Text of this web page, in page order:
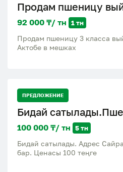
Продам пшеницу
92 000 ₸/ тн 1 тн
Продам пшеницу 3 класса
Актобе в мешках
ПРЕДЛОЖЕНИЕ
Бидай
100 000 ₸/ тн 5 тн
Бидай сатылады. Адрес
бар. Ценасы 100 теңге